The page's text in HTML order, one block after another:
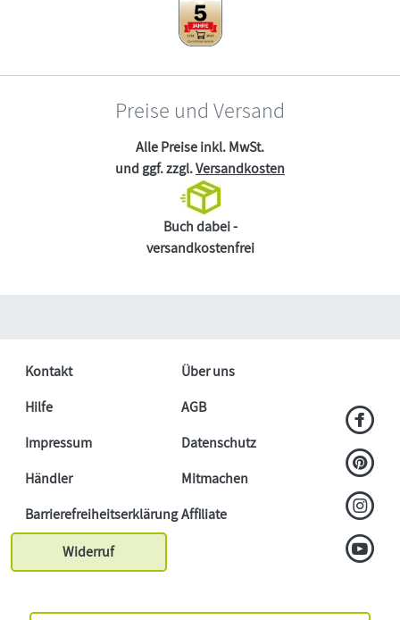
Preise und Versand
Alle Preise inkl. MwSt.
und ggf. zzgl.Versandkosten
Buch dabei -
versandkostenfrei
Kontakt
Über uns
Hilfe
AGB
Impressum
Datenschutz
Händler
Mitmachen
BarrierefreiheitserklärungAffiliate
Widerruf